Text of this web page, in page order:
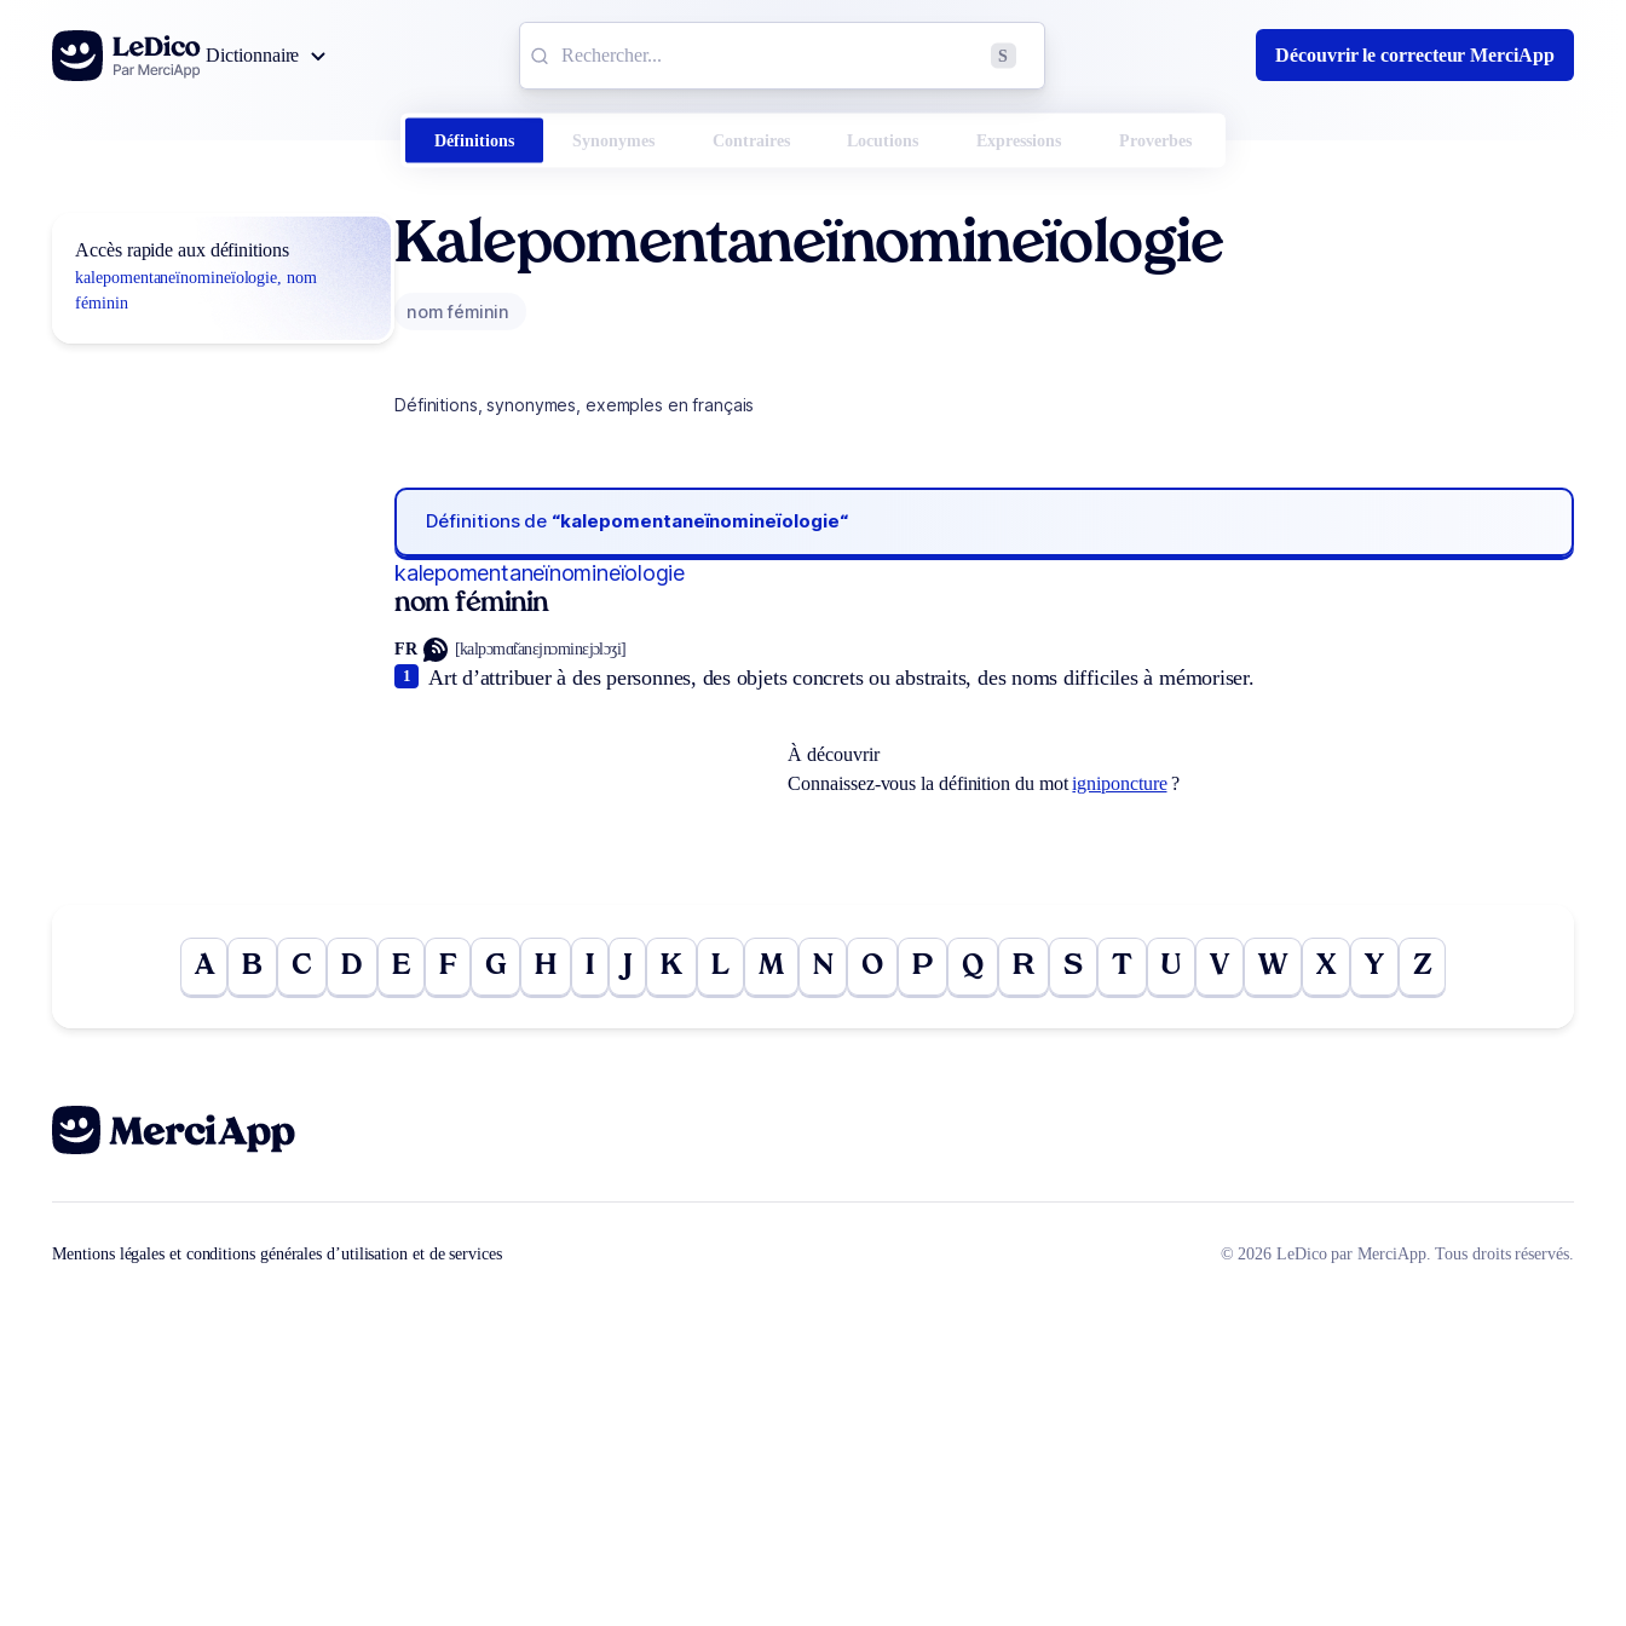
Aller au contenu
Dictionnaire
S Découvrir le correcteur MerciApp
Définitions Synonymes Contraires Locutions Expressions Proverbes
Accès rapide aux définitions
kalepomentaneïnomineïologie, nom
féminin
Kalepomentaneïnomineïologie
nom féminin
Définitions, synonymes, exemples en français
Définitions de “kalepomentaneïnomineïologie“
kalepomentaneïnomineïologie
nom féminin
FR [kalpɔmɑ̃tanɛjnɔminɛjɔlɔʒi]
Art d’attribuer à des personnes, des objets concrets ou abstraits, des noms difficiles à mémoriser.
1
À découvrir
Connaissez-vous la définition du motigniponcture?
A B C D E F G H I K L M N O P Q R S T U V W X Y Z
Mentions légales et conditions générales d’utilisation et de services © 2026 LeDico par MerciApp. Tous droits réservés.